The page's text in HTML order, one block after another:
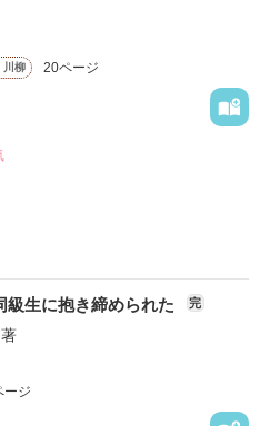
中編 短編
コンテスト
同企画「1話からの長編大
コミックあり
川柳 20ページ
級生に抱き締められた 完
ージ